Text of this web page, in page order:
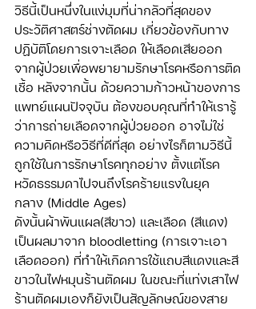
วิธีนี้เป็นหนึ่งในแง่มุมที่น่ากลัวที่สุดของ
ประวัติศาสตร์ช่างตัดผม เกี่ยวข้องกับทาง
ปฏิบัติโดยการเจาะเลือด ให้เลือดเสียออก
จากผู้ป่วยเพื่อพยายามรักษาโรคหรือการติด
เชื้อ หลังจากนั้น ด้วยความก้าวหน้าของการ
แพทย์แผนปัจจุบัน ต้องขอบคุณที่ทำให้เรารู้
ว่าการถ่ายเลือดจากผู้ป่วยออก อาจไม่ใช่
ความคิดหรือวิธีที่ดีที่สุด อย่างไรก็ตามวิธีนี้
ถูกใช้ในการรักษาโรคทุกอย่าง ตั้งแต่โรค
หวัดธรรมดาไปจนถึงโรคร้ายแรงในยุค
กลาง (Middle Ages)
ดังนั้นผ้าพันแผล(สีขาว) และเลือด (สีแดง)
เป็นผลมาจาก bloodletting (การเจาะเอา
เลือดออก) ที่ทำให้เกิดการใช้แถบสีแดงและสี
ขาวในไฟหมุนร้านตัดผม ในขณะที่แท่งเสาไฟ
ร้านตัดผมเองก็ยังเป็นสัญลักษณ์ของสาย